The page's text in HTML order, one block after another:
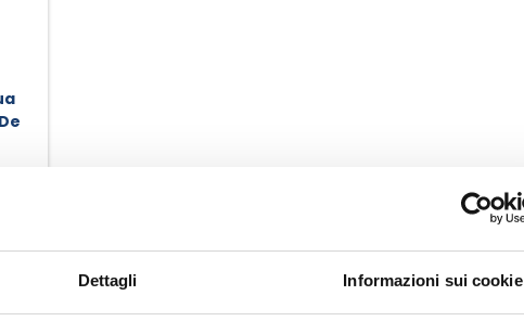
Dettagli Informazioni sui cookie
Offerte